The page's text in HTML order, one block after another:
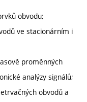
obvodu;
ve stacionárním i
proměnných
analýzy signálů;
obvodů a